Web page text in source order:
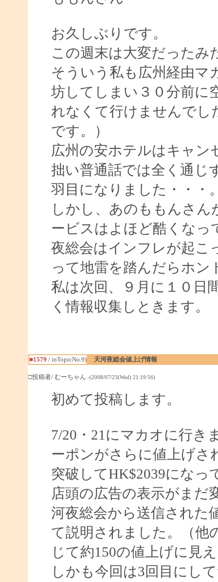
お久しぶりです。
この週末は大変だったみ
そういう私も広州経由マ
坊してしまい３０分前に
れなくて行けませんでし
です。）
広州の安ホテルはキャン
拙い普通話では全く通じ
羽目になりました・・・
しかし、あのももんさ
ービスはよほど酷くなっ
夜総会はインフレが起こ
って地雷を踏んだらホン
私は次回、９月に１０日
く情報収集しときます。
■1579 / inTopicNo.9) 天河夜総会値上げ情報
□投稿者/ むーちゃん -(2008/07/23(Wed) 21:19:56)
初めて投稿します。
7/20・21にマカオに行き
ーポンがさらに値上げさ
突破してHK$2039になっ
店頭の広告の表示がまだ
河夜総会から送信された
て説明されました。（他
じて約150の値上げに見
しかも今回は3回目にし